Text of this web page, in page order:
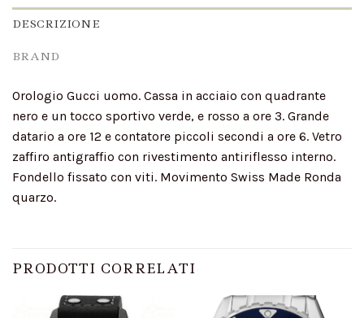
DESCRIZIONE
BRAND
Orologio Gucci uomo. Cassa in acciaio con quadrante
nero e un tocco sportivo verde, e rosso a ore 3. Grande
datario a ore 12 e contatore piccoli secondi a ore 6. Vetro
zaffiro antigraffio con rivestimento antiriflesso interno.
Fondello fissato con viti. Movimento Swiss Made Ronda
quarzo.
PRODOTTI CORRELATI